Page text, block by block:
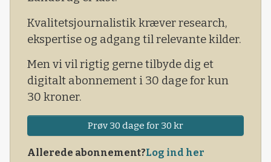
Kvalitetsjournalistik kræver research,
ekspertise og adgang til relevante kilder.
Men vi vil rigtig gerne tilbyde dig et
digitalt abonnement i 30 dage for kun
30 kroner.
Prøv 30 dage for 30 kr
Allerede abonnement?Log ind her